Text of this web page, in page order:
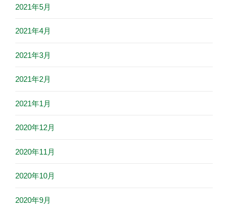
2021年5月
2021年4月
2021年3月
2021年2月
2021年1月
2020年12月
2020年11月
2020年10月
2020年9月